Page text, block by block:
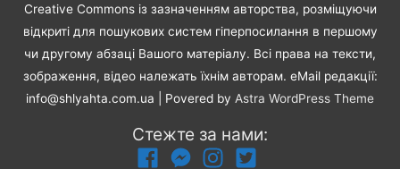
Creative Commons із зазначенням авторства, розміщуючи
відкриті для пошукових систем гіперпосилання в першому
чи другому абзаці Вашого матеріалу. Всі права на тексти,
зображення, відео належать їхнім авторам. eMail редакції:
info@shlyahta.com.ua | Povered by Astra WordPress Theme
Стежте за нами: